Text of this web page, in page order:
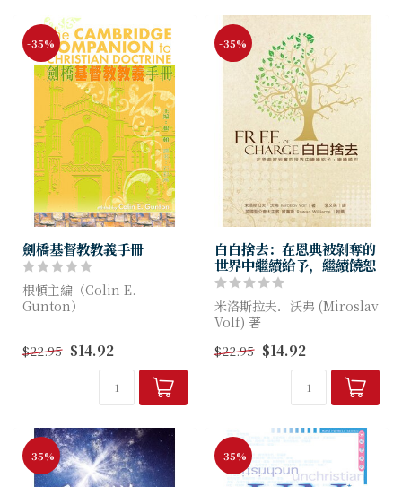
-35%
劍橋基督教教義手冊
根頓主編（Colin E.
Gunton）
版社出版。內容涵蓋了基督教
教義的各個方面，由十三位作
者執筆。觀點無疑較開放，適
$22.95 $14.92
-35%
白白捨去：在恩典被剝奪的
世界中繼續給予，繼續饒恕
米洛斯拉夫．沃弗 (Miroslav
Volf) 著
這本書重新省察基督徒信仰核
心的兩大行為——給予和饒恕
——它同時也是一本上乘的基
督教導論；不止如此，它...
$22.95 $14.92
-35% -35%